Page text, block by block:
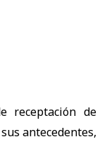
receptación de
antecedentes,